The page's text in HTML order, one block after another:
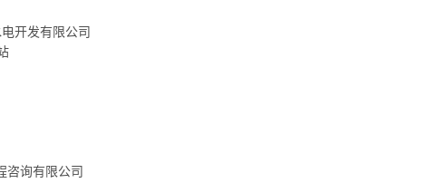
开发有限公司
咨询有限公司